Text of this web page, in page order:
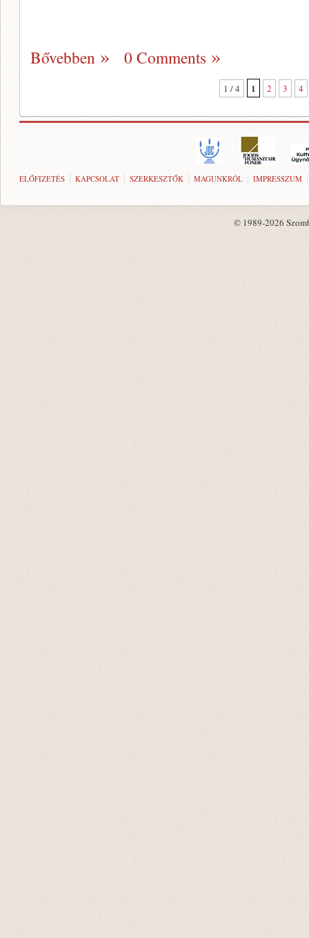
Bővebben 0 Comments
1 / 4 1 2 3 4
ELŐFIZETÉS KAPCSOLAT SZERKESZTŐK MAGUNKRÓL IMPRESSZUM
© 1989-2026